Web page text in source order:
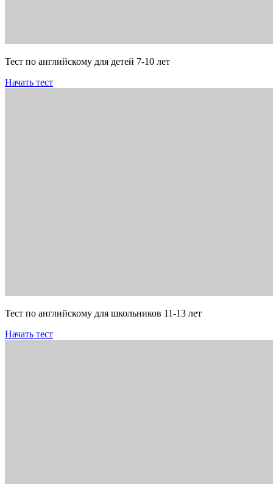
Тест по английскому для детей 7-10 лет
Начать тест
Тест по английскому для школьников 11-13 лет
Начать тест